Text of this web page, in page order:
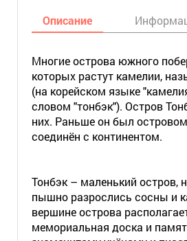
Описание
Многие острова южного
которых растут камелии,
(на корейском языке
словом "тонбэк"). Остров
них. Раньше он был
соединён с континентом.
Тонбэк – маленький остров,
пышно разрослись сосны и
вершине острова
мемориальная доска и